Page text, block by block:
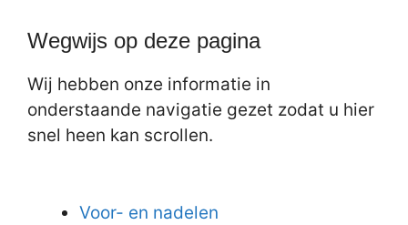
Wegwijs op deze pagina
Wij hebben onze informatie in
onderstaande navigatie gezet zodat u hier
snel heen kan scrollen.
Voor- en nadelen